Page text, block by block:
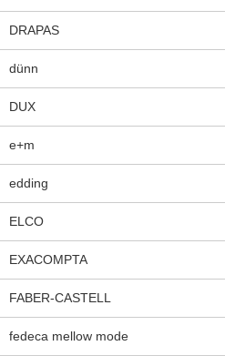
DRAPAS
dünn
DUX
e+m
edding
ELCO
EXACOMPTA
FABER-CASTELL
fedeca mellow mode